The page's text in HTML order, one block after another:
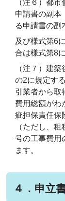
（注６）都
申請書の副本
る申請書の副
及び様式第6
合は様式第8
（注７）建
の2に規定す
引業者から取
費用総額がわ
疵担保責任保
（ただし、
号の工事費用
ます。
４．申立